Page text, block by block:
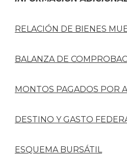
RELACIÓN DE BIENES
BALANZA DE
MONTOS PAGADOS POR
DESTINO Y GASTO
ESQUEMA BURSÁTIL